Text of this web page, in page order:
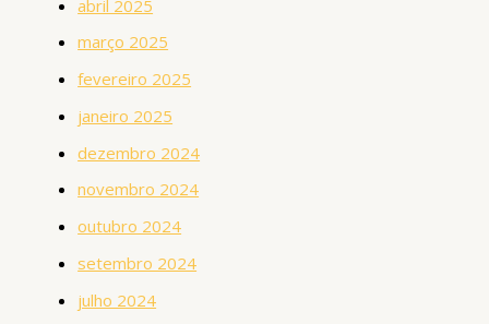
abril 2025
março 2025
fevereiro 2025
janeiro 2025
dezembro 2024
novembro 2024
outubro 2024
setembro 2024
julho 2024